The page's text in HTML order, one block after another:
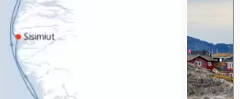
Rechercher